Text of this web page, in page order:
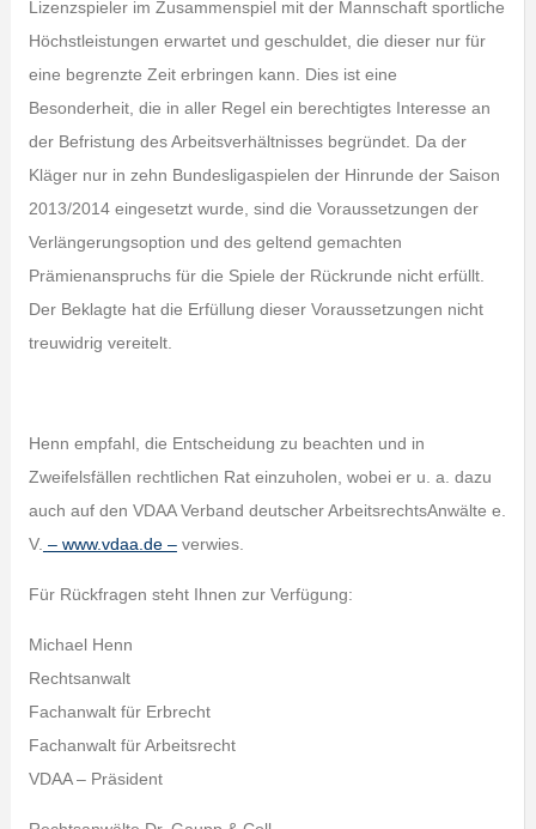
Lizenzspieler im Zusammenspiel mit der Mannschaft sportliche
Höchstleistungen erwartet und geschuldet, die dieser nur für
eine begrenzte Zeit erbringen kann. Dies ist eine
Besonderheit, die in aller Regel ein berechtigtes Interesse an
der Befristung des Arbeitsverhältnisses begründet. Da der
Kläger nur in zehn Bundesligaspielen der Hinrunde der Saison
2013/2014 eingesetzt wurde, sind die Voraussetzungen der
Verlängerungsoption und des geltend gemachten
Prämienanspruchs für die Spiele der Rückrunde nicht erfüllt.
Der Beklagte hat die Erfüllung dieser Voraussetzungen nicht
treuwidrig vereitelt.
Henn empfahl, die Entscheidung zu beachten und in
Zweifelsfällen rechtlichen Rat einzuholen, wobei er u. a. dazu
auch auf den VDAA Verband deutscher ArbeitsrechtsAnwälte e.
V. – www.vdaa.de –verwies.
Für Rückfragen steht Ihnen zur Verfügung:
Michael Henn
Rechtsanwalt
Fachanwalt für Erbrecht
Fachanwalt für Arbeitsrecht
VDAA – Präsident